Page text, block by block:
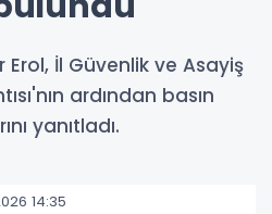
İl Güvenlik ve Asayiş
ardından basın
yanıtladı.
14:35